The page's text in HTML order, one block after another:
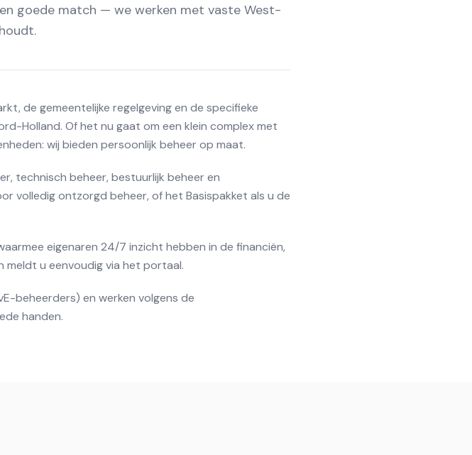
goede match — we werken met vaste West-
de gemeentelijke regelgeving en de specifieke
Holland. Of het nu gaat om een klein complex met
wij bieden persoonlijk beheer op maat.
technisch beheer, bestuurlijk beheer en
volledig ontzorgd beheer, of het Basispakket als u de
eigenaren 24/7 inzicht hebben in de financiën,
meldt u eenvoudig via het portaal.
beheerders) en werken volgens de
handen.